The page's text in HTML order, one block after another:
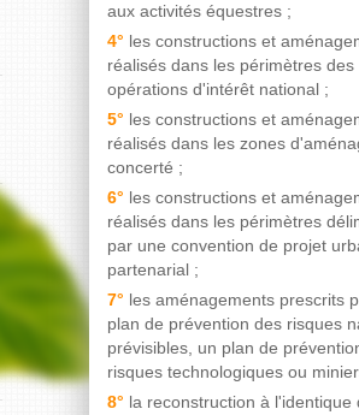
aux activités équestres ;
4° les constructions et
réalisés dans les périmètres des
opérations d'intérêt national ;
5° les constructions et
réalisés dans les zones
concerté ;
6° les constructions et
réalisés dans les périmètres
par une convention de projet
partenarial ;
7° les aménagements prescrits
plan de prévention des risques
prévisibles, un plan de
risques technologiques ou
8° la reconstruction à l'identique